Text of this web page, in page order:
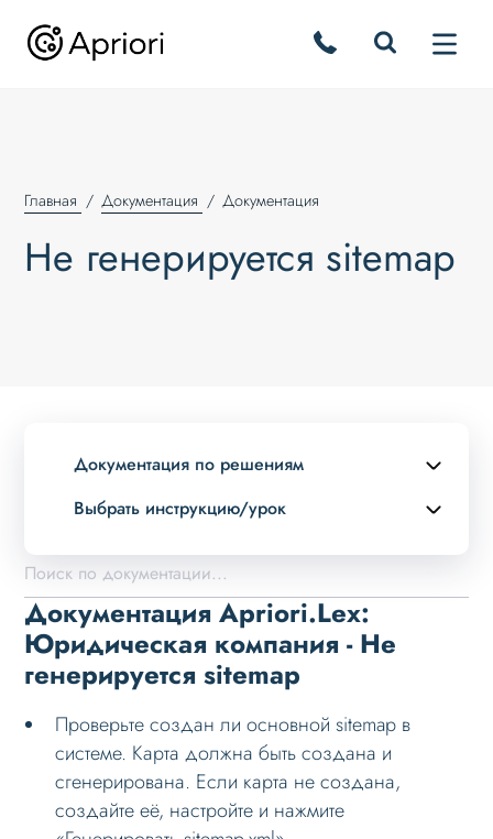
Главная Документация Документация
Не генерируется sitemap
Документация по решениям
Выбрать инструкцию/урок
Описание курса
Возможности
Примеры страниц
Установка и обновление
Дизайн
Оформление контента
Слайдер
Документация Apriori.Lex:
Юридическая компания - Не
генерируется sitemap
Проверьте создан ли основной sitemap в
системе. Карта должна быть создана и
сгенерирована. Если карта не создана,
создайте её, настройте и нажмите